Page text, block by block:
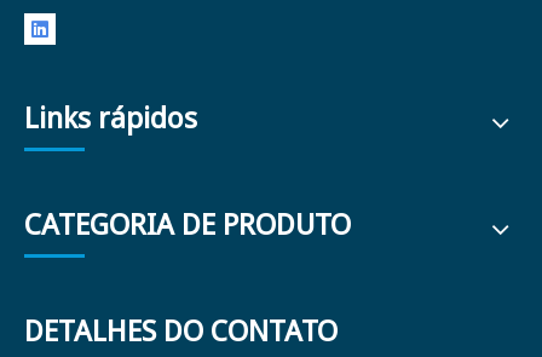
Links rápidos
CATEGORIA DE PRODUTO
DETALHES DO CONTATO